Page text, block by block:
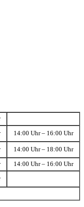
14:00 Uhr – 16:00 Uhr
14:00 Uhr – 18:00 Uhr
14:00 Uhr – 16:00 Uhr